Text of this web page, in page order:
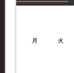
月 火